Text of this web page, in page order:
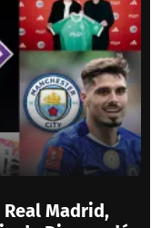
Madrid,